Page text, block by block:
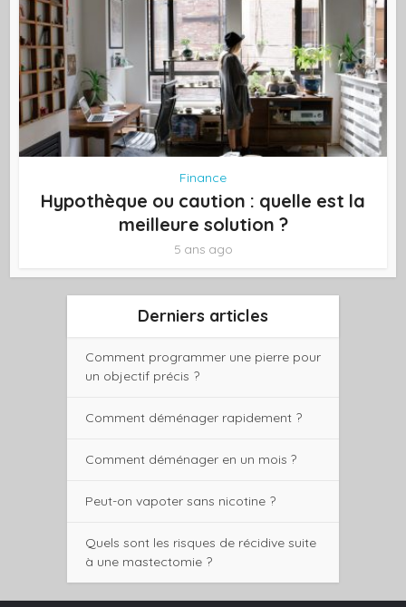
Finance
Hypothèque ou caution : quelle est la
meilleure solution ?
5 ans ago
Derniers articles
Comment programmer une pierre pour
un objectif précis ?
Comment déménager rapidement ?
Comment déménager en un mois ?
Peut-on vapoter sans nicotine ?
Quels sont les risques de récidive suite
à une mastectomie ?